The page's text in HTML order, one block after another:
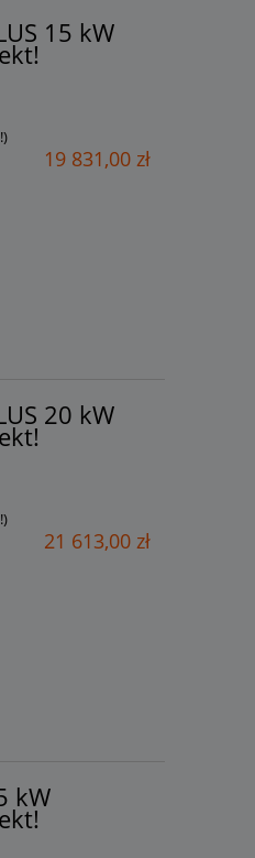
15 kW
19 831,00 zł
20 kW
21 613,00 zł
kW